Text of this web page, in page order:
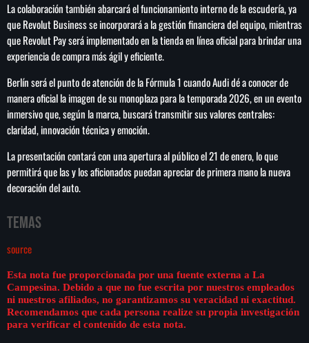
SEARCH
NOTAS
Importaciones de gas frenan soberanía
Milei celebra ‘visita histórica’ del papa León
de FIFA
La colaboración también abarcará el funcionamiento interno de la escudería, ya
que Revolut Business se incorporará a la gestión financiera del equipo, mientras
que Revolut Pay será implementado en la tienda en línea oficial para brindar una
experiencia de compra más ágil y eficiente.
Berlín será el punto de atención de la Fórmula 1 cuando Audi dé a conocer de
manera oficial la imagen de su monoplaza para la temporada 2026, en un evento
inmersivo que, según la marca, buscará transmitir sus valores centrales:
claridad, innovación técnica y emoción.
La presentación contará con una apertura al público el 21 de enero, lo que
permitirá que las y los aficionados puedan apreciar de primera mano la nueva
decoración del auto.
Temas
source
Esta nota fue proporcionada por una fuente externa a La
Campesina. Debido a que no fue escrita por nuestros empleados
ni nuestros afiliados, no garantizamos su veracidad ni exactitud.
Recomendamos que cada persona realize su propia investigación
para verificar el contenido de esta nota.